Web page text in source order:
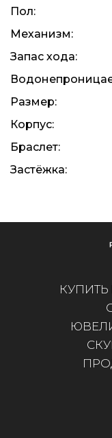
Пол:
Механизм:
Запас хода:
Размер:
Корпус:
Браслет:
Застёжка: